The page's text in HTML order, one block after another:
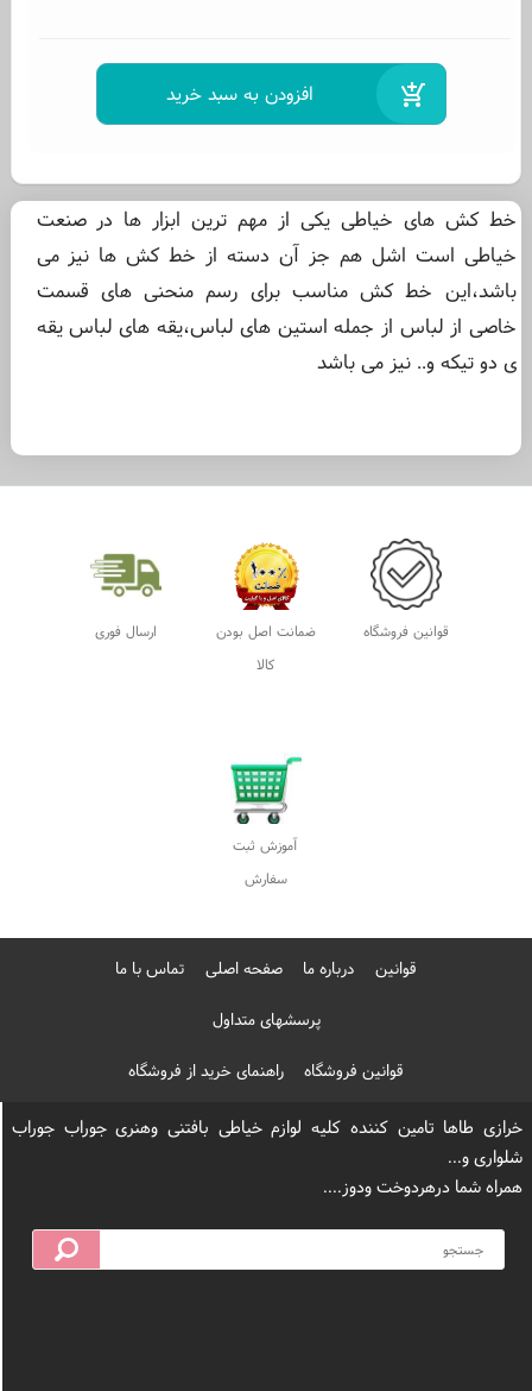
خط کش های خیاطی یکی از مهم ترین ابزار ها در صنعت
خیاطی است اشل هم جز آن دسته از خط کش ها نیز می
باشد،این خط کش مناسب برای رسم منحنی های قسمت
خاصی از لباس از جمله استین های لباس،یقه های لباس یقه
ی دو تیکه و.. نیز می باشد
قوانین درباره ما صفحه اصلی تماس با ما
پرسشهای متداول
قوانین فروشگاه راهنمای خرید از فروشگاه
خرازی طاها تامین کننده کلیه لوازم خیاطی بافتنی وهنری جوراب جوراب
شلواری و...
همراه شما درهردوخت ودوز....